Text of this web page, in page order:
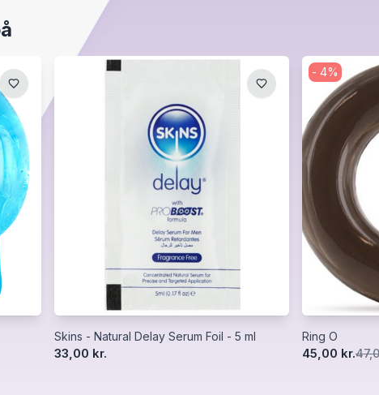
Skins - Natural Delay Serum Foil - 5 ml
33,00 kr.
- 4%
Ring O
45,00 kr.